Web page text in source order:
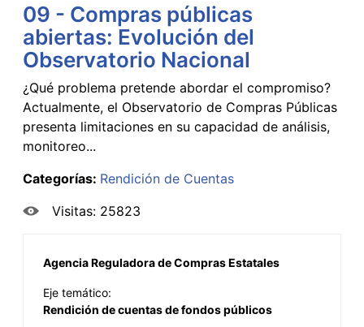
09 - Compras públicas
abiertas: Evolución del
Observatorio Nacional
¿Qué problema pretende abordar el compromiso?
Actualmente, el Observatorio de Compras Públicas
presenta limitaciones en su capacidad de análisis,
monitoreo...
Categorías: Rendición de Cuentas
Visitas: 25823
Agencia Reguladora de Compras Estatales
Eje temático:
Rendición de cuentas de fondos públicos